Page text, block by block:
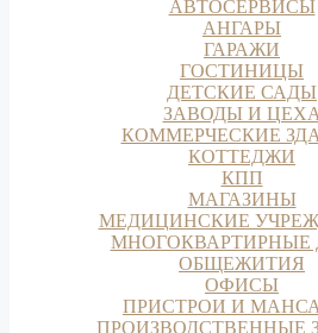
АВТОСЕРВИСЫ
АНГАРЫ
ГАРАЖИ
ГОСТИНИЦЫ
ДЕТСКИЕ САДЫ
ЗАВОДЫ И ЦЕХА
КОММЕРЧЕСКИЕ
КОТТЕДЖИ
КПП
МАГАЗИНЫ
МЕДИЦИНСКИЕ
МНОГОКВАРТИРНЫЕ
ОБЩЕЖИТИЯ
ОФИСЫ
ПРИСТРОИ И
ПРОИЗВОДСТВЕННЫЕ